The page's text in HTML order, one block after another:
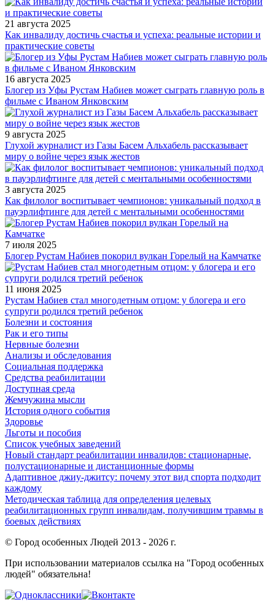
21 августа 2025
Как инвалиду достичь счастья и успеха: реальные истории и
практические советы
16 августа 2025
Блогер из Уфы Рустам Набиев может сыграть главную роль в
фильме с Иваном Янковским
9 августа 2025
Глухой журналист из Газы Басем Альхабель рассказывает
миру о войне через язык жестов
3 августа 2025
Как филолог воспитывает чемпионов: уникальный подход в
пауэрлифтинге для детей с ментальными особенностями
7 июля 2025
Блогер Рустам Набиев покорил вулкан Горелый на Камчатке
11 июня 2025
Рустам Набиев стал многодетным отцом: у блогера и его
супруги родился третий ребенок
Болезни и состояния
Рак и его типы
Нервные болезни
Анализы и обследования
Социальная поддержка
Средства реабилитации
Доступная среда
Жемчужина мысли
История одного события
Здоровье
Льготы и пособия
Список учебных заведений
Новый стандарт реабилитации инвалидов: стационарные,
полустационарные и дистанционные формы
Адаптивное джиу-джитсу: почему этот вид спорта подходит
каждому
Методическая таблица для определения целевых
реабилитационных групп инвалидам, получившим травмы в
боевых действиях
© Город особенных Людей 2013 - 2026 г.
При использовании материалов ссылка на "Город особенных
людей" обязательна!